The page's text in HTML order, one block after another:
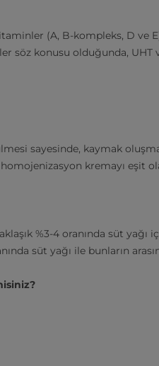
(A, B-kompleks, D ve
söz konusu olduğunda, UHT
sayesinde, kaymak
kremayı eşit
%3-4 oranında süt yağı
süt yağı ile bunların